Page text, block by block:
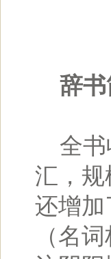
辞书
全书
汇，
还增加
（名